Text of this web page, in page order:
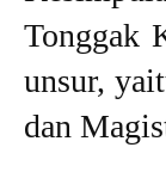
Tonggak
unsur,
dan